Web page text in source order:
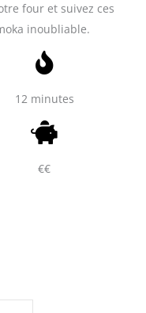
four et suivez ces
inoubliable.
12 minutes
€€